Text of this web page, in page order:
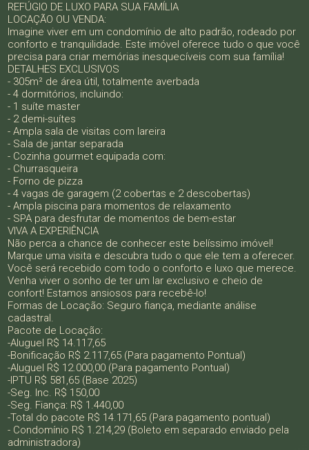
REFÚGIO DE LUXO PARA SUA FAMÍLIA
LOCAÇÃO OU VENDA:
Imagine viver em um condomínio de alto padrão, rodeado por
conforto e tranquilidade. Este imóvel oferece tudo o que você
precisa para criar memórias inesquecíveis com sua família!
DETALHES EXCLUSIVOS
- 305m² de área útil, totalmente averbada
- 4 dormitórios, incluindo:
- 1 suíte master
- 2 demi-suítes
- Ampla sala de visitas com lareira
- Sala de jantar separada
- Cozinha gourmet equipada com:
- Churrasqueira
- Forno de pizza
- 4 vagas de garagem (2 cobertas e 2 descobertas)
- Ampla piscina para momentos de relaxamento
- SPA para desfrutar de momentos de bem-estar
VIVA A EXPERIÊNCIA
Não perca a chance de conhecer este belíssimo imóvel!
Marque uma visita e descubra tudo o que ele tem a oferecer.
Você será recebido com todo o conforto e luxo que merece.
Venha viver o sonho de ter um lar exclusivo e cheio de
confort! Estamos ansiosos para recebê-lo!
Formas de Locação: Seguro fiança, mediante análise
cadastral.
Pacote de Locação:
-Aluguel R$ 14.117,65
-Bonificação R$ 2.117,65 (Para pagamento Pontual)
-Aluguel R$ 12.000,00 (Para pagamento Pontual)
-IPTU R$ 581,65 (Base 2025)
-Seg. Inc. R$ 150,00
-Seg. Fiança: R$ 1.440,00
-Total do pacote R$ 14.171,65 (Para pagamento pontual)
- Condomínio R$ 1.214,29 (Boleto em separado enviado pela
administradora)